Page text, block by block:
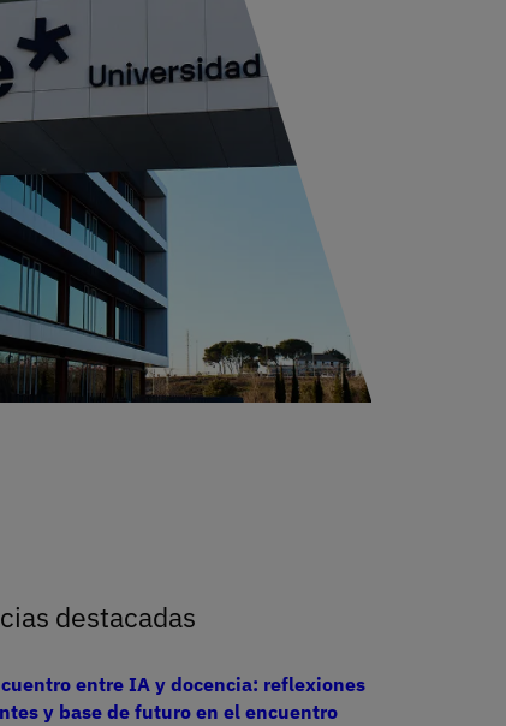
en Inteligencia Artificial aplicada a la formación
destacadas
entre IA y docencia: reflexiones
y base de futuro en el encuentro